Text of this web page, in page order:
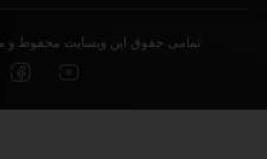
تمامی حقوق این وبسایت محفوط و